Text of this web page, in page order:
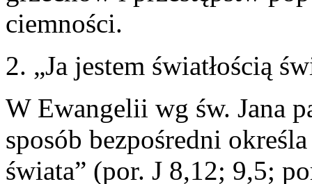
ciemności.
2. „Ja jestem światłością
W Ewangelii wg św. Jana
sposób bezpośredni
świata” (por. J 8,12; 9,5;